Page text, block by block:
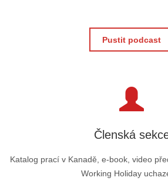
Pustit podcast
Členská
Katalog prací v Kanadě, e-book, video
Working Holiday